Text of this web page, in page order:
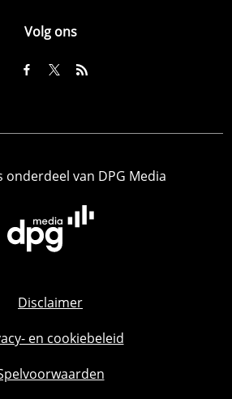
Volg ons
onderdeel van DPG Media
Disclaimer
en cookiebeleid